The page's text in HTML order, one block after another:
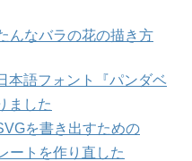
んなバラの花の描き方
本語フォント『パンダベ
ました
を書き出すための
ートを作り直した